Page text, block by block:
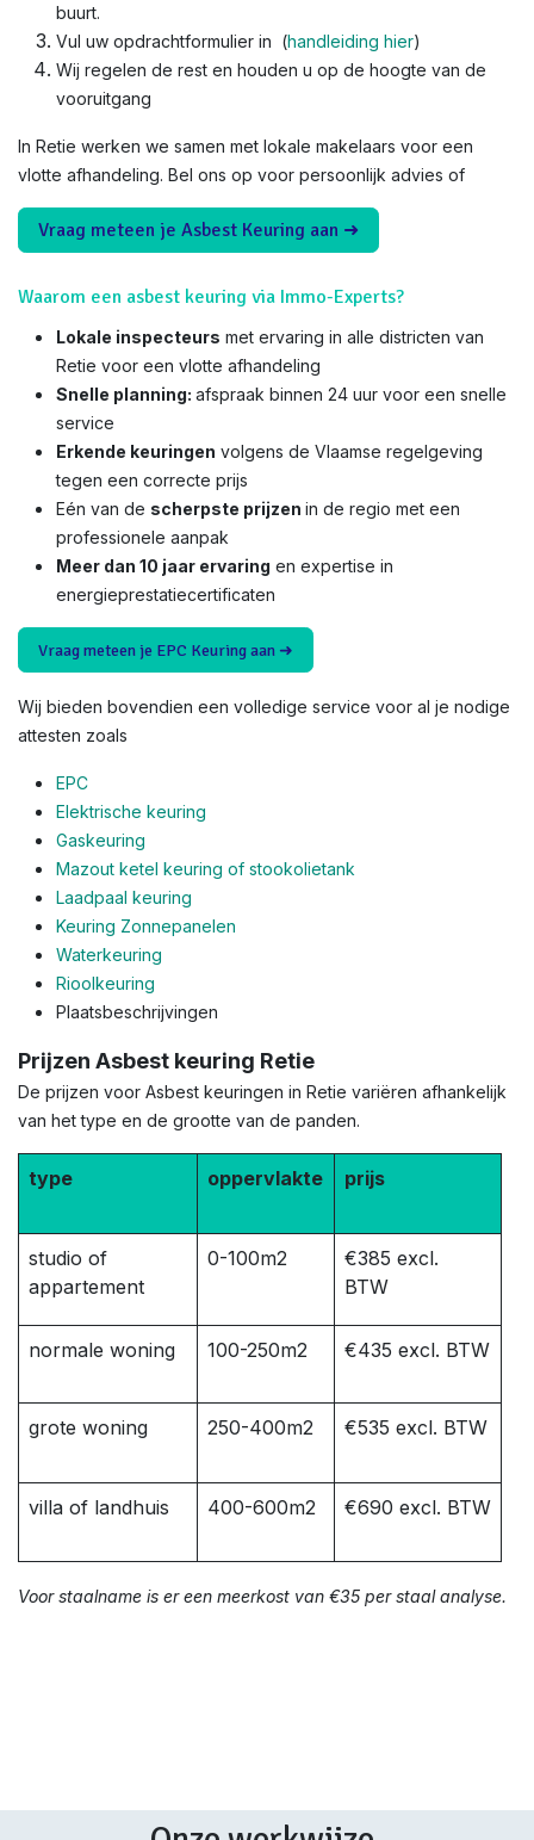
buurt.
Vul uw opdrachtformulier in (handleiding hier)
Wij regelen de rest en houden u op de hoogte van de
vooruitgang
In Retie werken we samen met lokale makelaars voor een
vlotte afhandeling. Bel ons op voor persoonlijk advies of
Vraag meteen je Asbest Keuring aan ➜
Waarom een asbest keuring via Immo-Experts?
Lokale inspecteurs met ervaring in alle districten van
Retie voor een vlotte afhandeling
Snelle planning: afspraak binnen 24 uur voor een snelle
service
Erkende keuringen volgens de Vlaamse regelgeving
tegen een correcte prijs
Eén van de scherpste prijzen in de regio met een
professionele aanpak
Meer dan 10 jaar ervaring en expertise in
energieprestatiecertificaten
Vraag meteen je EPC Keuring aan ➜
Wij bieden bovendien een volledige service voor al je nodige
attesten zoals
EPC
Elektrische keuring
Gaskeuring
Mazout ketel keuring of stookolietank
Laadpaal keuring
Keuring Zonnepanelen
Waterkeuring
Rioolkeuring
Plaatsbeschrijvingen
Prijzen Asbest keuring Retie
De prijzen voor Asbest keuringen in Retie variëren afhankelijk
van het type en de grootte van de panden.
type oppervlakte prijs
studio of
appartement
0-100m2
€385 excl.
BTW
normale woning 100-250m2 €435 excl. BTW
grote woning 250-400m2 €535 excl. BTW
villa of landhuis 400-600m2 €690 excl. BTW
Voor staalname is er een meerkost van €35 per staal analyse.